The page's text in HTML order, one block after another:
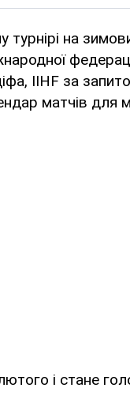
на
IIHF за
матчів для
і стане